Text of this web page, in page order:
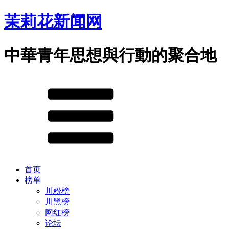
茉莉花新闻网
中華青年思想與行動的聚合地
首页
榜单
川粉榜
川黑榜
网红榜
论坛